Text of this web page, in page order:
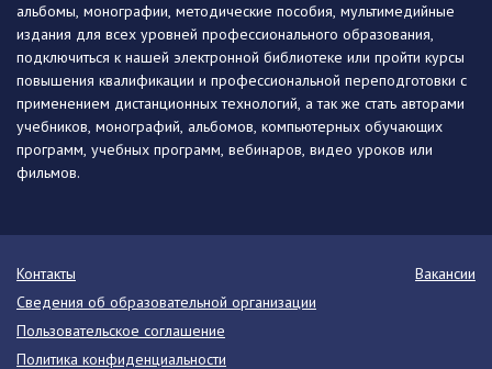
альбомы, монографии, методические пособия, мультимедийные
издания для всех уровней профессионального образования,
подключиться к нашей электронной библиотеке или пройти курсы
повышения квалификации и профессиональной переподготовки с
применением дистанционных технологий, а так же стать авторами
учебников, монографий, альбомов, компьютерных обучающих
программ, учебных программ, вебинаров, видео уроков или
фильмов.
Контакты
Вакансии
Сведения об образовательной организации
Пользовательское соглашение
Политика конфиденциальности